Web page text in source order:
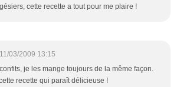
cette recette a tout pour me plaire !
11/03/2009 13:15
je les mange toujours de la même façon.
recette qui paraît délicieuse !